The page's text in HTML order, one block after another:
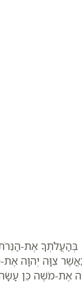
אֶת-
צִוָּה יְהוָה
אֶת-מֹשֶׁה כֵּן